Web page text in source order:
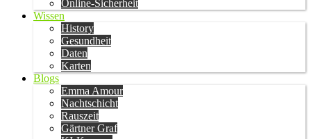
Online-Sicherheit
Wissen
History
Gesundheit
Daten
Karten
Blogs
Emma Amour
Nachtschicht
Rauszeit
Gärtner Graf